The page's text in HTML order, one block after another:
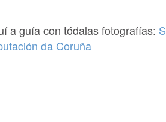
a guía con tódalas fotografías:
da Coruña